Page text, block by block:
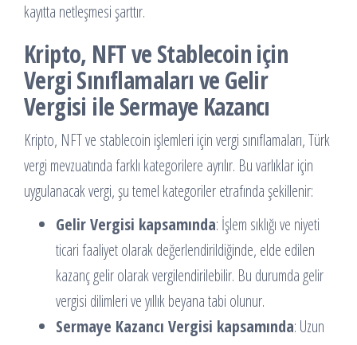
kayıtta netleşmesi şarttır.
Kripto, NFT ve Stablecoin için
Vergi Sınıflamaları ve Gelir
Vergisi ile Sermaye Kazancı
Kripto, NFT ve stablecoin işlemleri için vergi sınıflamaları, Türk
vergi mevzuatında farklı kategorilere ayrılır. Bu varlıklar için
uygulanacak vergi, şu temel kategoriler etrafında şekillenir:
Gelir Vergisi kapsamında: İşlem sıklığı ve niyeti
ticari faaliyet olarak değerlendirildiğinde, elde edilen
kazanç gelir olarak vergilendirilebilir. Bu durumda gelir
vergisi dilimleri ve yıllık beyana tabi olunur.
Sermaye Kazancı Vergisi kapsamında: Uzun